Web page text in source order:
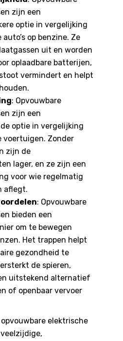
zijn een
optie in vergelijking
op benzine. Ze
uit en worden
oplaadbare batterijen,
vermindert en helpt
: Opvouwbare
zijn een
optie in vergelijking
Zonder
zijn de
lager, en ze zijn een
voor wie regelmatig
aflegt.
: Opvouwbare
bieden een
om te bewegen
Het trappen helpt
gezondheid te
de spieren,
uitstekend alternatief
of openbaar vervoer
elektrische